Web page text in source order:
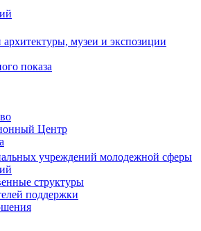
музеи и экспозиции
показа
Центр
учреждений молодежной сферы
структуры
поддержки